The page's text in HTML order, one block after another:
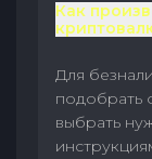
Как
Для
подобрать
выбрать